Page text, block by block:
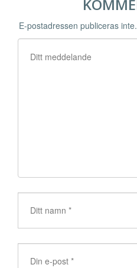
E-postadressen publiceras inte.